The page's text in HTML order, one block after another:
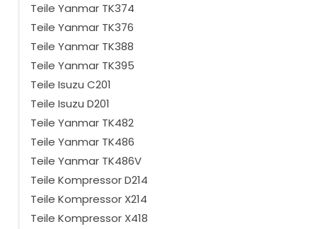
Teile Yanmar TK374
Teile Yanmar TK376
Teile Yanmar TK388
Teile Yanmar TK395
Teile Isuzu C201
Teile Isuzu D201
Teile Yanmar TK482
Teile Yanmar TK486
Teile Yanmar TK486V
Teile Kompressor D214
Teile Kompressor X214
Teile Kompressor X418